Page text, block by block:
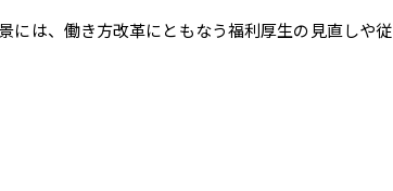
には、働き方改革にともなう福利厚生の見直しや従